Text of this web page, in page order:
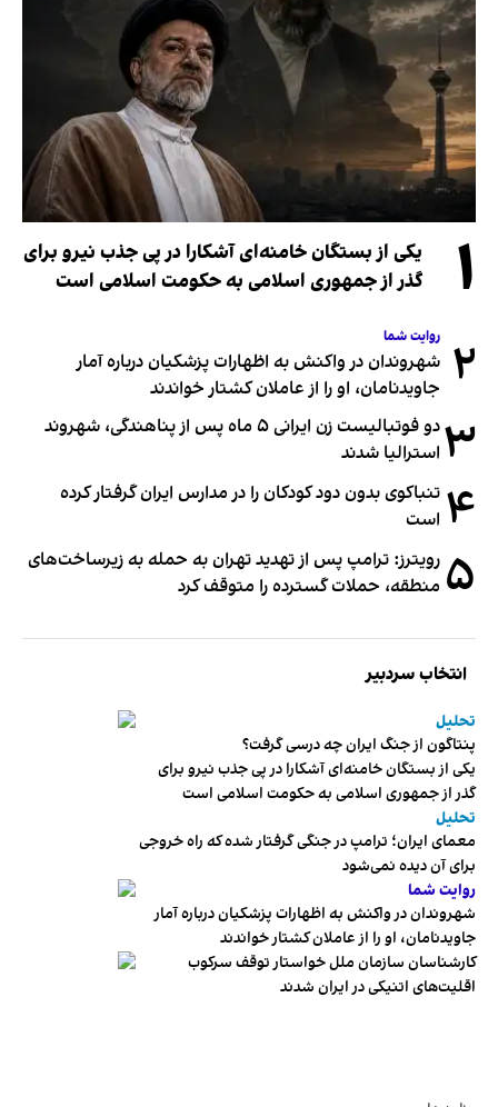
۱
یکی از بستگان خامنه‌ای آشکارا در پی جذب نیرو برای
گذر از جمهوری اسلامی به حکومت اسلامی است
۲ روایت شما
شهروندان در واکنش به اظهارات پزشکیان درباره آمار
جاویدنامان، او را از عاملان کشتار خواندند
۳
دو فوتبالیست زن ایرانی ۵ ماه پس از پناهندگی، شهروند
استرالیا شدند
۴ تنباکوی بدون دود کودکان را در مدارس ایران گرفتار کرده
است
۵ رویترز: ترامپ پس از تهدید تهران به حمله به زیرساخت‌های
منطقه، حملات گسترده را متوقف کرد
انتخاب سردبیر
تحلیل
پنتاگون از جنگ ایران چه درسی گرفت؟
یکی از بستگان خامنه‌ای آشکارا در پی جذب نیرو برای
گذر از جمهوری اسلامی به حکومت اسلامی است
تحلیل
معمای ایران؛ ترامپ در جنگی گرفتار شده که راه خروجی
برای آن دیده نمی‌شود
روایت شما
شهروندان در واکنش به اظهارات پزشکیان درباره آمار
جاویدنامان، او را از عاملان کشتار خواندند
کارشناسان سازمان ملل خواستار توقف سرکوب
اقلیت‌های اتنیکی در ایران شدند